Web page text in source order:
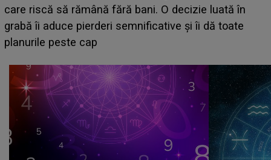
acum! În fața Alexandrei, concurentul din Casa Iubirii
face o MĂRTURISIRE NEAȘTEPTATĂ despre mama
sa: "I-am spus și ei în față, eu nu te iubesc pentru